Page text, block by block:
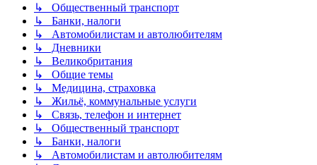
↳ Общественный транспорт
↳ Банки, налоги
↳ Автомобилистам и автолюбителям
↳ Дневники
↳ Великобритания
↳ Общие темы
↳ Медицина, страховка
↳ Жильё, коммунальные услуги
↳ Связь, телефон и интернет
↳ Общественный транспорт
↳ Банки, налоги
↳ Автомобилистам и автолюбителям